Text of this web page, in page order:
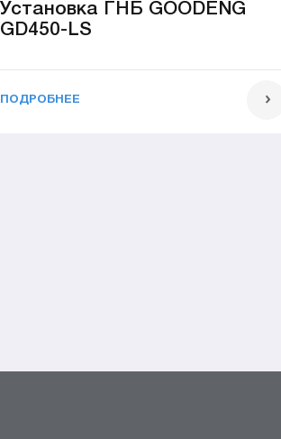
Установка ГНБ GOODENG
GD450-LS
ПОДРОБНЕЕ